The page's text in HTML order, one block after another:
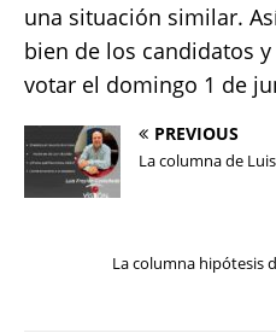
una situación similar.
bien de los candidatos
votar el domingo 1 de
PREVIOUS
La columna de
La columna hipótesis